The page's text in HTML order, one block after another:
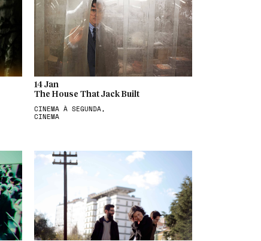
14 Jan
The House That Jack Built
CINEMA À SEGUNDA,
CINEMA